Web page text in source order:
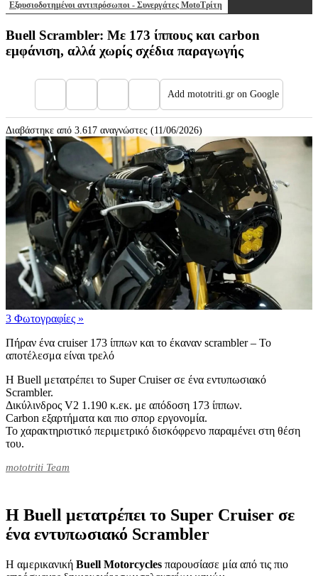
Εξουσιοδοτημένοι αντιπρόσωποι - Συνεργάτες MotoΤρίτη
Buell Scrambler: Με 173 ίππους και carbon
εμφάνιση, αλλά χωρίς σχέδια παραγωγής
Add mototriti.gr on Google
Διαβάστηκε από 3.617 αναγνώστες (11/06/2026)
3 Φωτογραφίες »
Πήραν ένα cruiser 173 ίππων και το έκαναν scrambler – Το
αποτέλεσμα είναι τρελό
Η Buell μετατρέπει το Super Cruiser σε ένα εντυπωσιακό
Scrambler.
Δικύλινδρος V2 1.190 κ.εκ. με απόδοση 173 ίππων.
Carbon εξαρτήματα και πιο σπορ εργονομία.
Το χαρακτηριστικό περιμετρικό δισκόφρενο παραμένει στη θέση
του.
mototriti Team
Η Buell μετατρέπει το Super Cruiser σε
ένα εντυπωσιακό Scrambler
Η αμερικανική Buell Motorcycles παρουσίασε μία από τις πιο